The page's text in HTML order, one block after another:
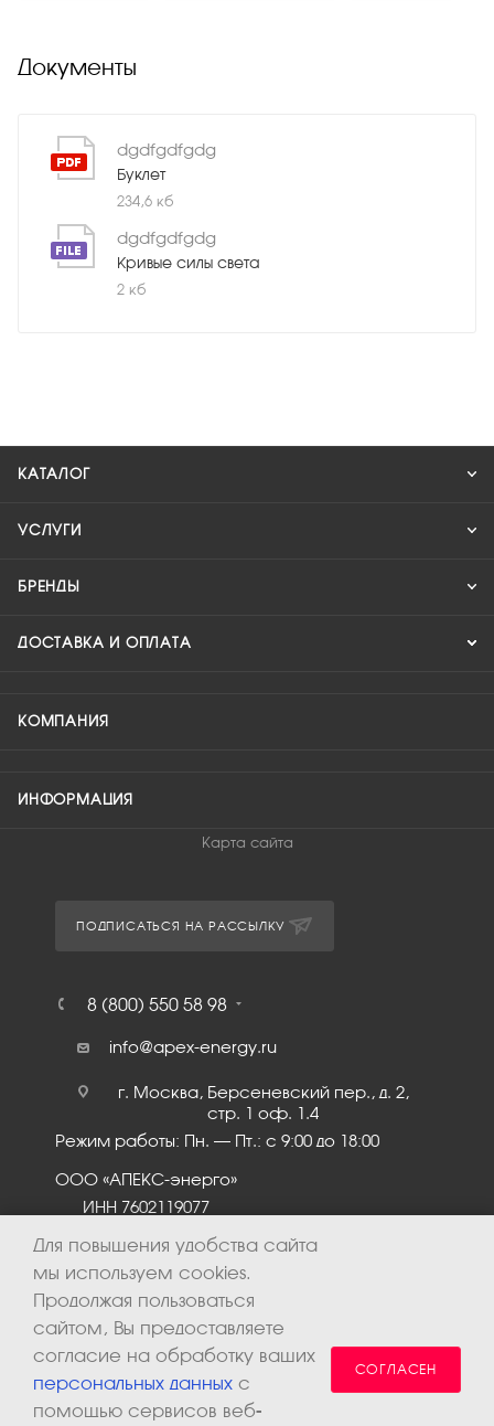
Документы
dgdfgdfgdg
Буклет
234,6 кб
dgdfgdfgdg
Кривые силы света
2 кб
КАТАЛОГ
УСЛУГИ
БРЕНДЫ
ДОСТАВКА И ОПЛАТА
КОМПАНИЯ
ИНФОРМАЦИЯ
Карта сайта
ПОДПИСАТЬСЯ НА РАССЫЛКУ
8 (800) 550 58 98
info@apex-energy.ru
г. Москва, Берсеневский пер., д. 2,
стр. 1 оф. 1.4
Режим работы: Пн. – Пт.: с 9:00 до 18:00
ООО «АПЕКС-энерго»
ИНН 7602119077
Для повышения удобства сайта
мы используем cookies.
Продолжая пользоваться
сайтом, Вы предоставляете
согласие на обработку ваших
персональных данных с
помощью сервисов веб-
СОГЛАСЕН